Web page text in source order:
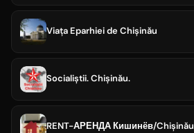
Viața Eparhiei de Chișinău
Socialiștii. Chișinău.
RENT-АРЕНДА Кишинёв/Chișinău